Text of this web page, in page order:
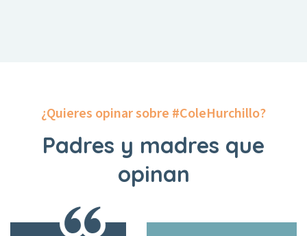
¿Quieres opinar sobre #ColeHurchillo?
Padres y madres que
opinan